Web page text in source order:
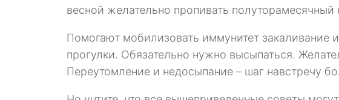
весной желательно пропивать полуторамесячный
Помогают мобилизовать иммунитет закаливание
прогулки. Обязательно нужно высыпаться.
Переутомление и недосыпание – шаг навстречу